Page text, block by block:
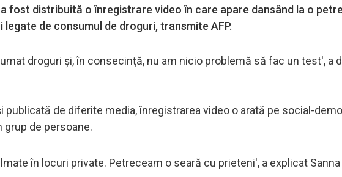
fost distribuită o înregistrare video în care apare dansând la o
de consumul de droguri, transmite AFP.
droguri şi, în consecinţă, nu am nicio problemă să fac un test', a
de diferite media, înregistrarea video o arată pe social-
de persoane.
în locuri private. Petreceam o seară cu prieteni', a explicat Sanna